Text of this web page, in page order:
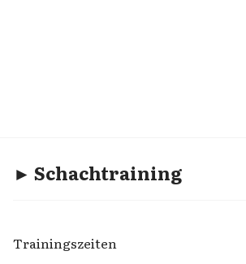
► Schachtraining
Trainingszeiten